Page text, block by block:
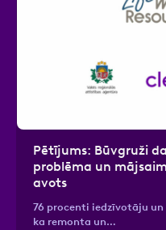
Pētījums: Būvgruži
problēma un
avots
76 procenti iedzīvotāju
ka remonta un…